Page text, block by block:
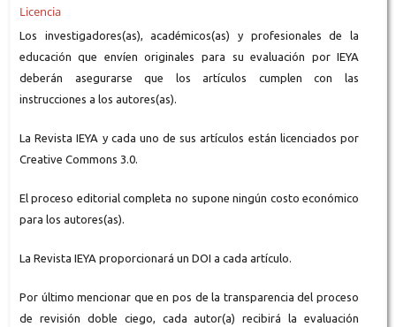
Licencia
Los investigadores(as), académicos(as) y profesionales de la
educación que envíen originales para su evaluación por IEYA
deberán asegurarse que los artículos cumplen con las
instrucciones a los autores(as).
La Revista IEYA y cada uno de sus artículos están licenciados por
Creative Commons 3.0.
El proceso editorial completa no supone ningún costo económico
para los autores(as).
La Revista IEYA proporcionará un DOI a cada artículo.
Por último mencionar que en pos de la transparencia del proceso
de revisión doble ciego, cada autor(a) recibirá la evaluación